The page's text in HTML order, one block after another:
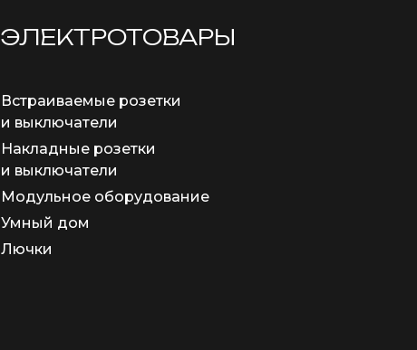
ЭЛЕКТРОТОВАРЫ
Встраиваемые розетки
и выключатели
Накладные розетки
и выключатели
Модульное оборудование
Умный дом
Лючки